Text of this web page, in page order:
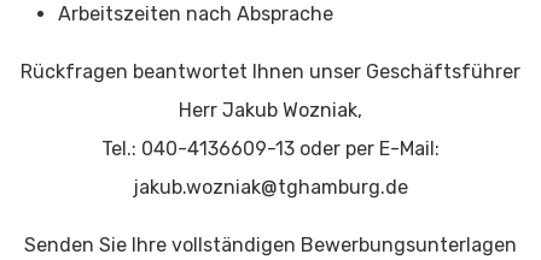
Arbeitszeiten nach Absprache
Rückfragen beantwortet Ihnen unser Geschäftsführer
Herr Jakub Wozniak,
Tel.: 040-4136609-13 oder per E-Mail:
jakub.wozniak@tghamburg.de
Senden Sie Ihre vollständigen Bewerbungsunterlagen